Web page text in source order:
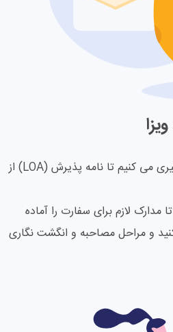
پرونده شما را در دانشگاه پیگیری می کنیم تا نامه پذیرش (LOA) از
لازم برای سفارت را آماده
و مراحل مصاحبه و انگشت نگاری